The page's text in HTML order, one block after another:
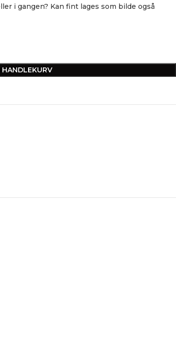
i gangen? Kan fint lages som bilde også
HANDLEKURV